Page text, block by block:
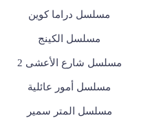
مسلسل دراما كوين
مسلسل الكينج
مسلسل شارع الأعشى 2
مسلسل أمور عائلية
مسلسل المتر سمير